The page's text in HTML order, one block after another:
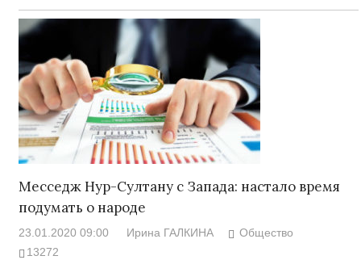
Месседж Нур-Султану с Запада: настало время
подумать о народе
23.01.2020 09:00 Ирина ГАЛКИНА
Общество
13272